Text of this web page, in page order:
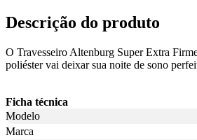
Descrição do produto
O Travesseiro Altenburg Super Extra
poliéster vai deixar sua noite de sono
Ficha técnica
Modelo
Marca